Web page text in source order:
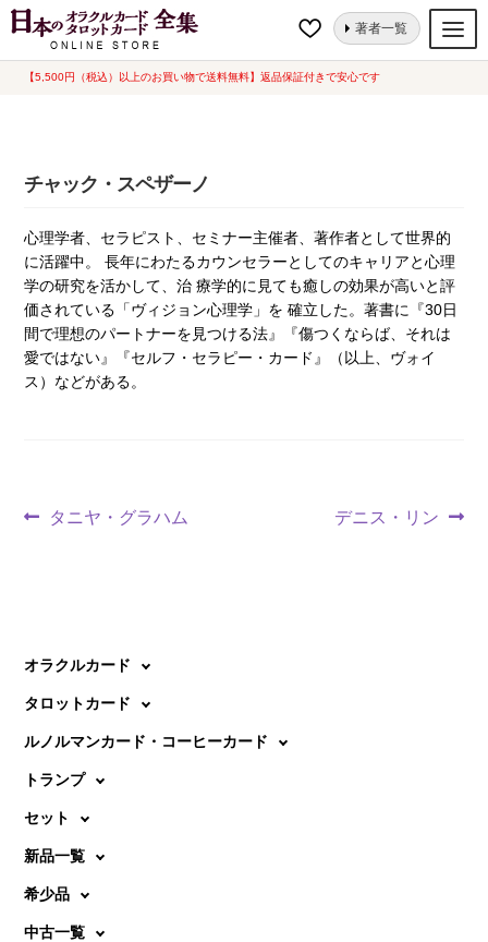
【5,500円（税込）以上のお買い物で送料無料】返品保証付きで安心です
ナ
コ
著者一覧
オラクルカード
ルノルマンカード
セット
新品一覧
中古一覧
希少品
ホーム チャック・スペザーノ
チャック・スペザーノ
心理学者、セラピスト、セミナー主催者、著作者として世界的
に活躍中。 長年にわたるカウンセラーとしてのキャリアと心理
学の研究を活かして、治 療学的に見ても癒しの効果が高いと評
価されている「ヴィジョン心理学」を 確立した。著書に『30日
間で理想のパートナーを見つける法』『傷つくならば、それは
愛ではない』『セルフ・セラピー・カード』（以上、ヴォイ
ス）などがある。
投
ゲ
ー
シ
ョ
ン
前
タニヤ・グラハム
次
デニス・リン
オラクルカード
タロットカード
ルノルマンカード・コーヒーカード
トランプ
セット
新品一覧
希少品
中古一覧